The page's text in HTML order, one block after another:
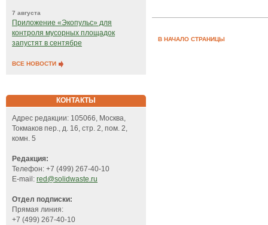
7 августа
Приложение «Экопульс» для
контроля мусорных площадок
запустят в сентябре
ВСЕ НОВОСТИ
КОНТАКТЫ
Адрес редакции: 105066, Москва,
Токмаков пер., д. 16, стр. 2, пом. 2,
комн. 5
Редакция:
Телефон: +7 (499) 267-40-10
E-mail: red@solidwaste.ru
Отдел подписки:
Прямая линия:
+7 (499) 267-40-10
В НАЧАЛО СТРАНИЦЫ